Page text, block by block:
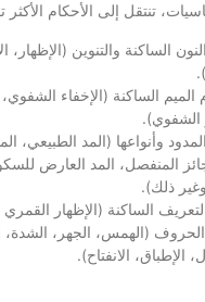
تنتقل إلى الأحكام الأكثر
الساكنة والتنوين (الإظهار،
الميم الساكنة (الإخفاء
الشفوي).
وأنواعها (المد الطبيعي،
المنفصل، المد العارض
ذلك).
الساكنة (الإظهار
(الهمس، الجهر، الشدة،
الإطباق، الانفتاح).